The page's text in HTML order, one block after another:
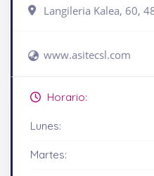
Langileria Kalea, 60,
www.asitecsl.com
Horario:
Lunes:
Martes: